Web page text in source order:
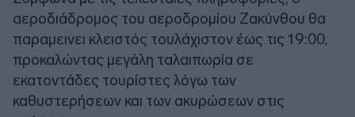
αεροδιάδρομος του αεροδρομίου Ζακύνθου θα
παραμεινει κλειστός τουλάχιστον έως τις 19:00,
προκαλώντας μεγάλη ταλαιπωρία σε
εκατοντάδες τουρίστες λόγω των
καθυστερήσεων και των ακυρώσεων στις